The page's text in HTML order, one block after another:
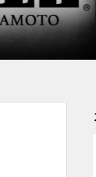
2022.09.02
スマスロ納期